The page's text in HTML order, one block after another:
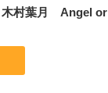
村葉月 Angel or